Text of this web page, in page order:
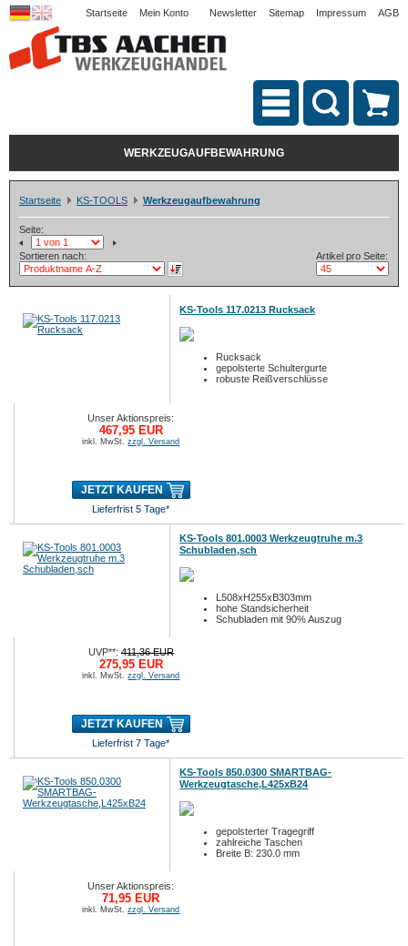
Startseite Mein Konto Newsletter Sitemap Impressum AGB
WERKZEUGAUFBEWAHRUNG
Startseite KS-TOOLS Werkzeugaufbewahrung
Seite:
Sortieren nach: Artikel pro Seite:
KS-Tools 117.0213 Rucksack
Rucksack
gepolsterte Schultergurte
robuste Reißverschlüsse
Unser Aktionspreis:
467,95 EUR
inkl. MwSt.zzgl. Versand
JETZT KAUFEN
Lieferfrist 5 Tage*
KS-Tools 801.0003 Werkzeugtruhe m.3
Schubladen,sch
L508xH255xB303mm
hohe Standsicherheit
Schubladen mit 90% Auszug
UVP**:411,36 EUR
275,95 EUR
inkl. MwSt.zzgl. Versand
JETZT KAUFEN
Lieferfrist 7 Tage*
KS-Tools 850.0300 SMARTBAG-
Werkzeugtasche,L425xB24
gepolsterter Tragegriff
zahlreiche Taschen
Breite B: 230.0 mm
Unser Aktionspreis:
71,95 EUR
inkl. MwSt.zzgl. Versand